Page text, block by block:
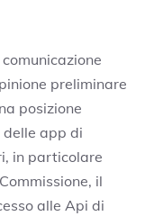
preliminare
posizione
app di
in particolare
il
alle Api di